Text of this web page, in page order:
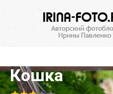
Кошка